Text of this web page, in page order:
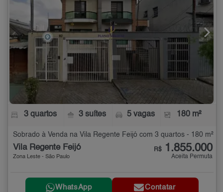
3 quartos 3 suítes 5 vagas 180 m²
Sobrado à Venda na Vila Regente Feijó com 3 quartos - 180 m²
Vila Regente Feijó
Zona Leste - São Paulo
R$ 1.855.000
Aceita Permuta
WhatsApp Contatar